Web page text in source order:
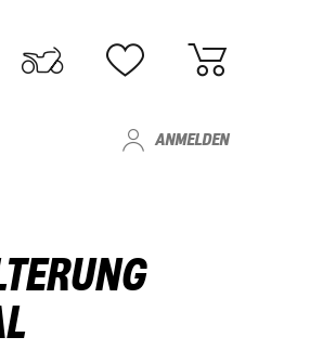
ANMELDEN